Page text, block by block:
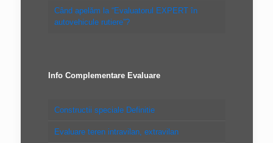
Când apelăm la “Evaluatorul EXPERT în
autovehicule rutiere”?
Info Complementare Evaluare
Constructii speciale Definitie
Evaluare teren intravilan, extravilan